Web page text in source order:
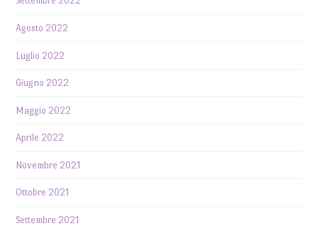
Agosto 2022
Luglio 2022
Giugno 2022
Maggio 2022
Aprile 2022
Novembre 2021
Ottobre 2021
Settembre 2021